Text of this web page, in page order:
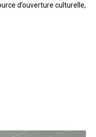
d’ouverture culturelle,